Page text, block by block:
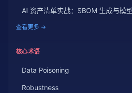
AI 资产清单实战：SBOM 生成与模
查看更多 →
核心术语
Data Poisoning
Robustness